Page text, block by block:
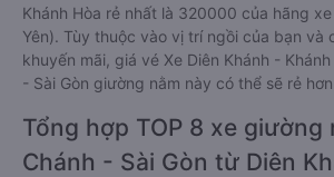
Khánh Hòa rẻ nhất là 320000 của hãng
Yên). Tùy thuộc vào vị trí ngồi của bạn và
khuyến mãi, giá vé Xe Diên Khánh -
- Sài Gòn giường nằm này có thể sẽ rẻ hơn
Tổng hợp TOP 8 xe giường
Chánh - Sài Gòn từ Diên